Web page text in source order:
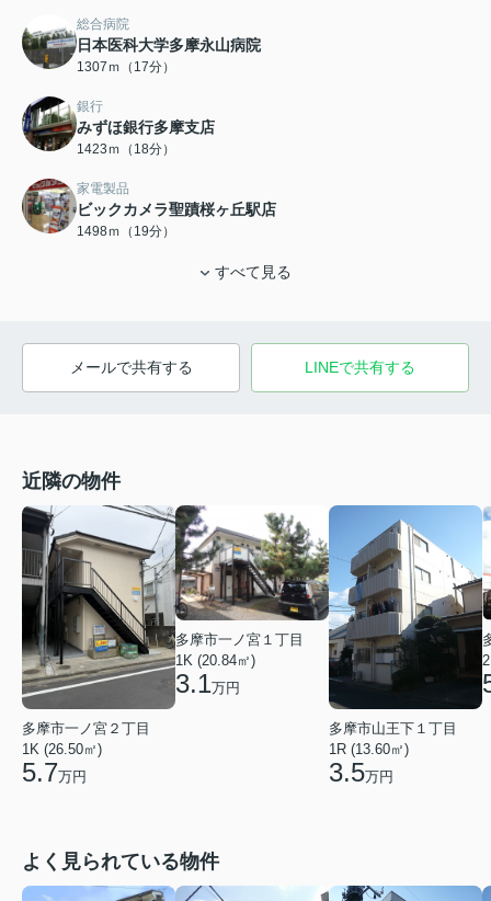
総合病院
日本医科大学多摩永山病院
1307ｍ（17分）
銀行
みずほ銀行多摩支店
1423ｍ（18分）
家電製品
ビックカメラ聖蹟桜ヶ丘駅店
1498ｍ（19分）
すべて見る
メールで共有する LINEで共有する
近隣の物件
多摩市一ノ宮２丁目
1K (26.50㎡)
5.7万円
多摩市一ノ宮１丁目
1K (20.84㎡)
3.1万円
多摩市山王下１丁目
1R (13.60㎡)
3.5万円
よく見られている物件